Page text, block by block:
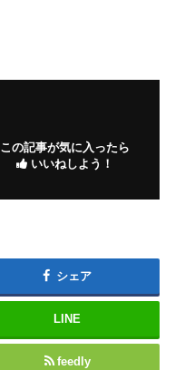
この記事が気に入ったら
いいねしよう！
シェア
LINE
feedly